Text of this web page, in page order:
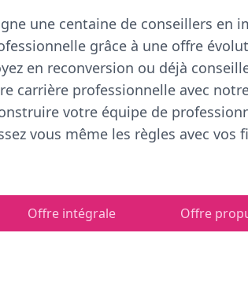
une centaine de conseillers en
grâce à une offre
en reconversion ou déjà
carrière professionnelle avec
votre équipe de
vous même les règles avec vos
Offre intégrale Offre